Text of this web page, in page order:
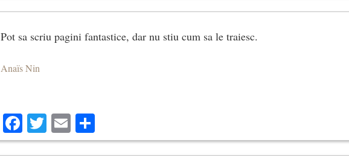
Pot sa scriu pagini fantastice, dar nu stiu cum sa le traiesc.
Anaïs Nin
Facebook
Twitter
Email